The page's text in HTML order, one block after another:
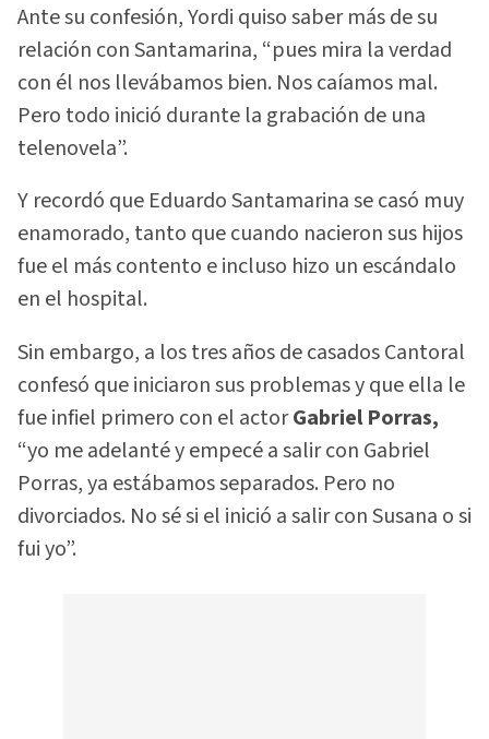
Ante su confesión, Yordi quiso saber más de su
relación con Santamarina, “pues mira la verdad
con él nos llevábamos bien. Nos caíamos mal.
Pero todo inició durante la grabación de una
telenovela”.
Y recordó que Eduardo Santamarina se casó muy
enamorado, tanto que cuando nacieron sus hijos
fue el más contento e incluso hizo un escándalo
en el hospital.
Sin embargo, a los tres años de casados Cantoral
confesó que iniciaron sus problemas y que ella le
fue infiel primero con el actorGabriel Porras,
“yo me adelanté y empecé a salir con Gabriel
Porras, ya estábamos separados. Pero no
divorciados. No sé si el inició a salir con Susana o si
fui yo”.